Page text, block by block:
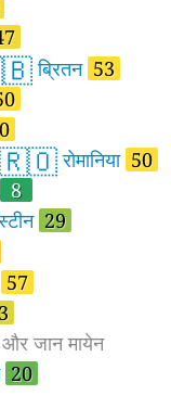
ब्रितन 53
🇷🇴रोमानिया 50
8
29
57
और जान मायेन
20